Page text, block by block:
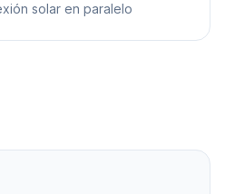
solar en paralelo